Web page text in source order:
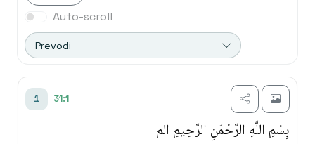
Početak od ajeta je dostupan samo u arapskom
modu.
Auto-scroll
Prevodi
Besim Korkut
1 31:1
بِسْمِ اللَّهِ الرَّحْمَٰنِ الرَّحِيمِ الم